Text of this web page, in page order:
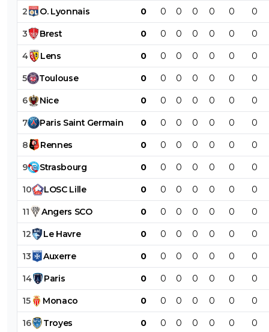
2 O. Lyonnais 0 0 0 0 0 0 0
3 Brest 0 0 0 0 0 0 0
4 Lens 0 0 0 0 0 0 0
5 Toulouse 0 0 0 0 0 0 0
6 Nice 0 0 0 0 0 0 0
7 Paris Saint Germain 0 0 0 0 0 0 0
8 Rennes 0 0 0 0 0 0 0
9 Strasbourg 0 0 0 0 0 0 0
10 LOSC Lille 0 0 0 0 0 0 0
11 Angers SCO 0 0 0 0 0 0 0
12 Le Havre 0 0 0 0 0 0 0
13 Auxerre 0 0 0 0 0 0 0
14 Paris 0 0 0 0 0 0 0
15 Monaco 0 0 0 0 0 0 0
16 Troyes 0 0 0 0 0 0 0